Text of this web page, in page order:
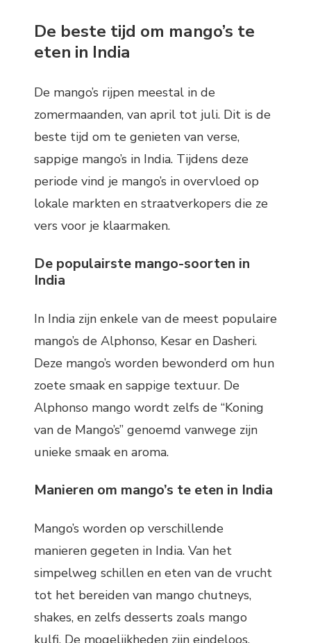
De beste tijd om mango’s te
eten in India
De mango’s rijpen meestal in de
zomermaanden, van april tot juli. Dit is de
beste tijd om te genieten van verse,
sappige mango’s in India. Tijdens deze
periode vind je mango’s in overvloed op
lokale markten en straatverkopers die ze
vers voor je klaarmaken.
De populairste mango-soorten in
India
In India zijn enkele van de meest populaire
mango’s de Alphonso, Kesar en Dasheri.
Deze mango’s worden bewonderd om hun
zoete smaak en sappige textuur. De
Alphonso mango wordt zelfs de “Koning
van de Mango’s” genoemd vanwege zijn
unieke smaak en aroma.
Manieren om mango’s te eten in India
Mango’s worden op verschillende
manieren gegeten in India. Van het
simpelweg schillen en eten van de vrucht
tot het bereiden van mango chutneys,
shakes, en zelfs desserts zoals mango
kulfi. De mogelijkheden zijn eindeloos.